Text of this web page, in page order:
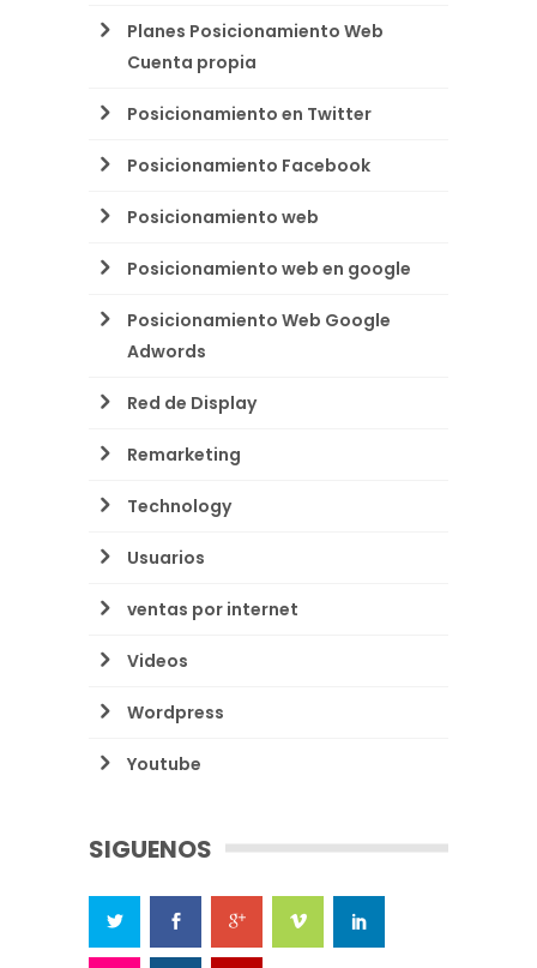
Planes Posicionamiento Web
Cuenta propia
Posicionamiento en Twitter
Posicionamiento Facebook
Posicionamiento web
Posicionamiento web en google
Posicionamiento Web Google
Adwords
Red de Display
Remarketing
Technology
Usuarios
ventas por internet
Videos
Wordpress
Youtube
SIGUENOS